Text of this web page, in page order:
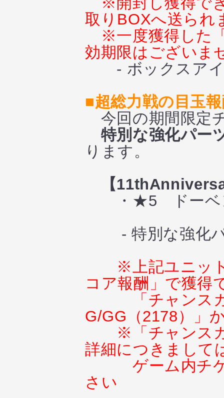
取りBOXへ送られ
※一度獲得した
効期限はございま
- ボックスアイ
■超総力戦の目玉
今回の期間限定
特別な強化パー
ります。
【
・★5 ドーベ
- 特別な強化パ
※上記ユニッ
コア報酬」で獲得
「チャン
G/GG（2178）」
※「チャンス
詳細につきまして
ゲーム内チ
さい